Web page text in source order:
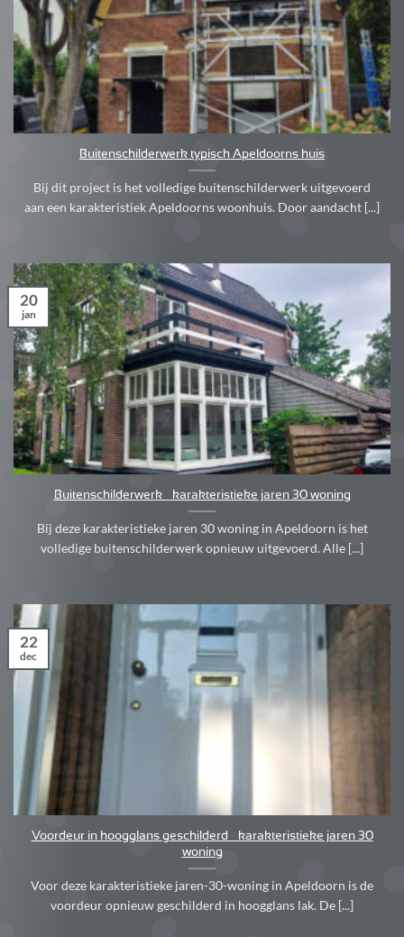
Buitenschilderwerk typisch Apeldoorns huis
Bij dit project is het volledige buitenschilderwerk uitgevoerd
aan een karakteristiek Apeldoorns woonhuis. Door aandacht [...]
Buitenschilderwerk – karakteristieke jaren 30 woning
Bij deze karakteristieke jaren 30 woning in Apeldoorn is het
volledige buitenschilderwerk opnieuw uitgevoerd. Alle [...]
20
jan
Voordeur in hoogglans geschilderd – karakteristieke jaren 30
woning
Voor deze karakteristieke jaren-30-woning in Apeldoorn is de
voordeur opnieuw geschilderd in hoogglans lak. De [...]
22
dec